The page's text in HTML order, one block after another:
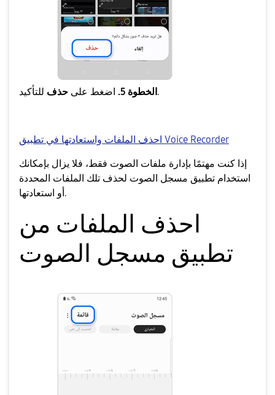
الخطوة 5. اضغط على حذف للتأكيد.
احذف الملفات واستعادتها في تطبيق Voice Recorder
إذا كنت مهتمًا بإدارة ملفات الصوت فقط، فلا يزال بإمكانك
استخدام تطبيق مسجل الصوت لحذف تلك الملفات المحددة
أو استعادتها.
احذف الملفات من
تطبيق مسجل الصوت